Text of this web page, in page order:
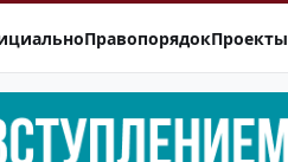
ПравопорядокПроекты